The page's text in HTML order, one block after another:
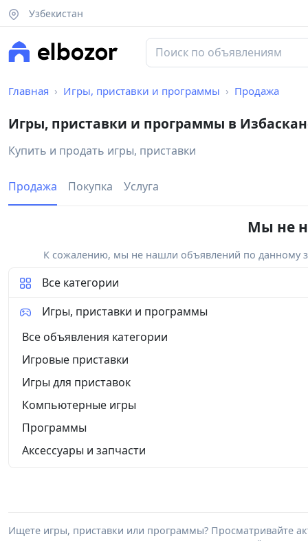
Узбекистан
Главная Игры, приставки и программы Продажа
Игры, приставки и программы в
Купить и продать игры, приставки
Продажа Покупка Услуга
Мы не
К сожалению, мы не нашли объявлений по данному
Все категории
Игры, приставки и программы
Все объявления категории
Игровые приставки
Игры для приставок
Компьютерные игры
Программы
Аксессуары и запчасти
Ищете игры, приставки или программы? Просматривайте